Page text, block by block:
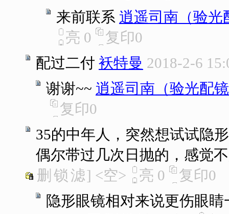
来前联系 逍遥司南（验光
亮 0 复印0
配过二付 袄特曼 2018-2-6
谢谢~~ 逍遥司南（验光配
复印0
35的中年人，突然想试试隐
偶尔带过几次日抛的，感觉
删 锁 滤] <空> 亮 0 复印0
隐形眼镜相对来说更伤眼睛